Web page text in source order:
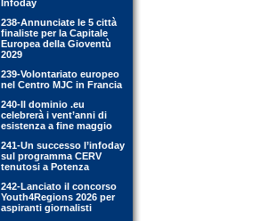
Infoday
238-Annunciate le 5 città
finaliste per la Capitale
Europea della Gioventù
2029
239-Volontariato europeo
nel Centro MJC in Francia
240-Il dominio .eu
celebrerà i vent’anni di
esistenza a fine maggio
241-Un successo l’infoday
sul programma CERV
tenutosi a Potenza
242-Lanciato il concorso
Youth4Regions 2026 per
aspiranti giornalisti